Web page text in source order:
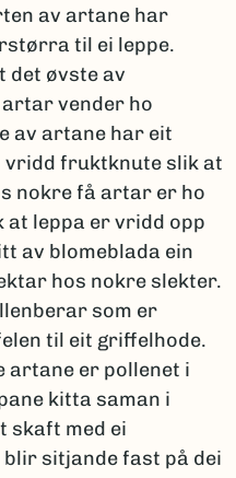
av artane har
til ei leppe.
det øvste av
vender ho
av artane har eit
vridd fruktknute slik at
nokre få artar er ho
at leppa er vridd opp
av blomeblada ein
hos nokre slekter.
som er
til eit griffelhode.
artane er pollenet i
kitta saman i
skaft med ei
blir sitjande fast på dei